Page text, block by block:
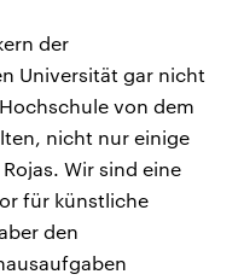
der
Universität gar nicht
von dem
nicht nur einige
Wir sind eine
für künstliche
den